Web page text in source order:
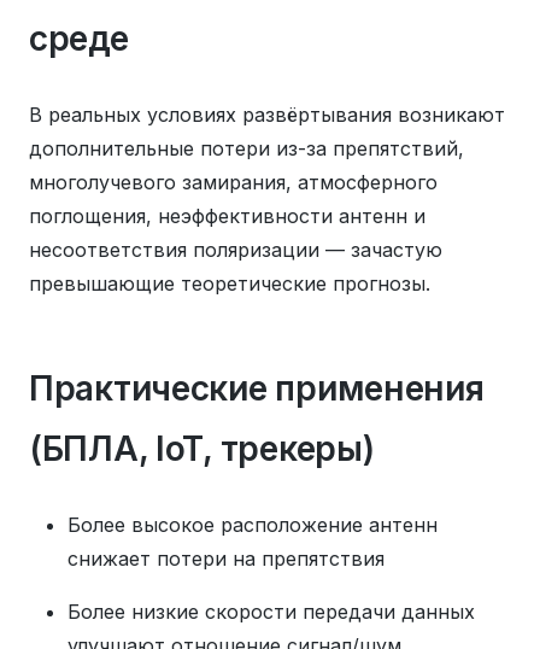
среде
В реальных условиях развёртывания возникают
дополнительные потери из-за препятствий,
многолучевого замирания, атмосферного
поглощения, неэффективности антенн и
несоответствия поляризации — зачастую
превышающие теоретические прогнозы.
Практические применения
(БПЛА, IoT, трекеры)
Более высокое расположение антенн
снижает потери на препятствия
Более низкие скорости передачи данных